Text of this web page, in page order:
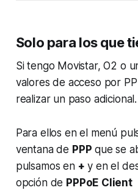
Solo para los que
Si tengo Movistar, O2 o
valores de acceso por
realizar un paso adicional.
Para ellos en el menú
ventana de PPP que se
pulsamos en + y en el
opción de PPPoE Client